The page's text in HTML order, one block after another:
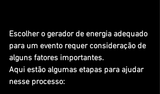
Escolher o gerador de energia adequado
para um evento requer consideração de
alguns fatores importantes.
Aqui estão algumas etapas para ajudar
nesse processo: